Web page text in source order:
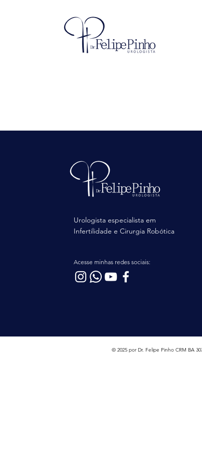
Urologista especialista em
Infertilidade e Cirurgia Robótica
Acesse minhas redes sociais:
© 2025 por Dr. Felipe Pinho